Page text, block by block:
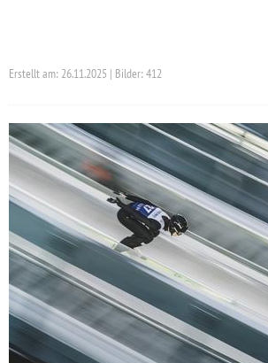
Erstellt am: 26.11.2025 | Bilder: 412